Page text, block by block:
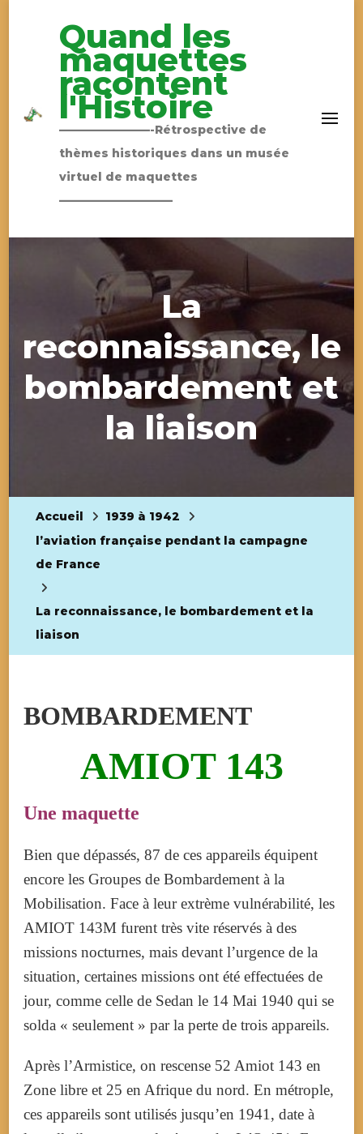
Quand les
maquettes
racontent
l'Histoire
————————-Rétrospective de
thèmes historiques dans un musée
virtuel de maquettes
——————————
La
reconnaissance, le
bombardement et
la liaison
Accueil
1939 à 1942
l’aviation française pendant la campagne
de France
La reconnaissance, le bombardement et la
liaison
BOMBARDEMENT
AMIOT 143
Une maquette
Bien que dépassés, 87 de ces appareils équipent
encore les Groupes de Bombardement à la
Mobilisation. Face à leur extrème vulnérabilité, les
AMIOT 143M furent très vite réservés à des
missions nocturnes, mais devant l’urgence de la
situation, certaines missions ont été effectuées de
jour, comme celle de Sedan le 14 Mai 1940 qui se
solda « seulement » par la perte de trois appareils.
Après l’Armistice, on rescense 52 Amiot 143 en
Zone libre et 25 en Afrique du nord. En métrople,
ces appareils sont utilisés jusqu’en 1941, date à